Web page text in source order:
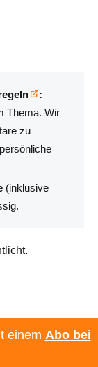
:
Thema. Wir
zu
(inklusive
einem Abo bei